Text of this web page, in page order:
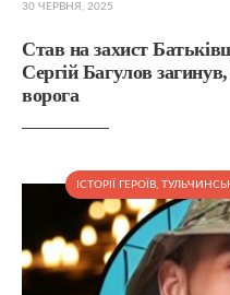
30 ЧЕРВНЯ, 2025
Став на захист
Сергій Багулов
ворога
ІСТОРІЇ ГЕРОЇВ,